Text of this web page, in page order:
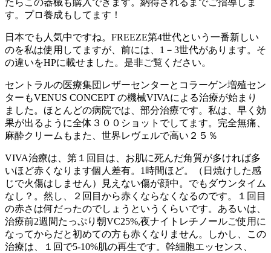
たらこの器械も購入できます。納得されるまでご指導しま
す。プロ養成もしてます！
日本でも人気中ですね。FREEZE第4世代という一番新しい
のを私は使用してますが、前には、1－3世代があります。そ
の違いをHPに載せました。是非ご覧ください。
セントラルの医療集団レザーセンターとコラーゲン増殖セン
ターもVENUS CONCEPT の機械VIVAによる治療が始まり
ました。ほとんどの病院では、部分治療です。私は、早く効
果が出るように全体３００ショットでしてます。完全無痛、
麻酔クリームもまた、世界レヴェルで高い２５％
VIVA治療は、第１回目は、お肌に死んだ角質が多ければ多
いほど赤くなります個人差有。1時間ほど。（日焼けした感
じで火傷はしません）見えない傷が顔中。でもダウンタイム
なし？。然し、２回目から赤くならなくなるのです。１回目
の赤さは何だったのでしょうというくらいです。あるいは、
治療前2週間たっぷり朝VC25%,夜ナイトレチノールご使用に
なってからだと初めての方も赤くなりません。しかし、この
治療は、１回で5-10%肌の再生です。幹細胞エッセンス、